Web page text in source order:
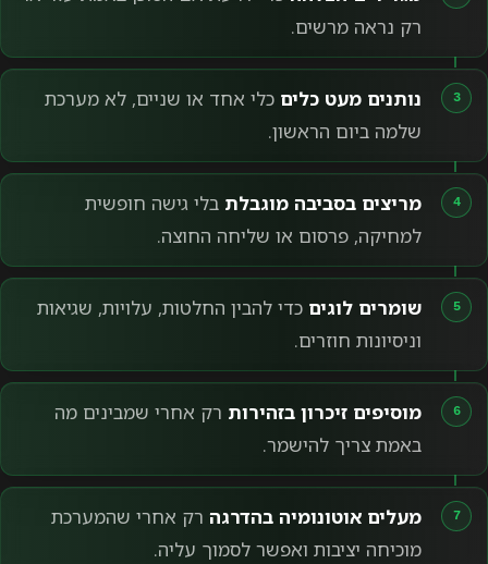
רק נראה מרשים.
נותנים מעט כלים כלי אחד או שניים, לא מערכת
שלמה ביום הראשון.
מריצים בסביבה מוגבלת בלי גישה חופשית
למחיקה, פרסום או שליחה החוצה.
שומרים לוגים כדי להבין החלטות, עלויות, שגיאות
וניסיונות חוזרים.
מוסיפים זיכרון בזהירות רק אחרי שמבינים מה
באמת צריך להישמר.
מעלים אוטונומיה בהדרגה רק אחרי שהמערכת
מוכיחה יציבות ואפשר לסמוך עליה.